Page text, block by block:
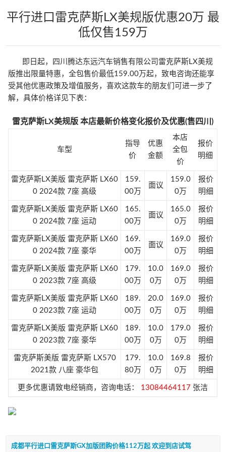
平行进口雷克萨斯LX美规版优惠20万 最
低仅售159万
即日起，四川腾达东远汽车销售有限公司雷克萨斯LX美规
版推出限量特惠，全包售价最低159.00万起，致电咨询还能享
受其他优惠政策及增值服务，喜欢这款车的朋友们可进一步了
解，具体价格详见下表：
雷克萨斯LX美规版 本店最新价格变化报价及优惠(售四川)
车型
指导
价
优惠
金额
本店
全包
价
报价
明细
雷克萨斯LX美版 雷克萨斯 LX60
0 2024款 7座 高级
159.
00万
面议
159.0
0万
报价
明细
雷克萨斯LX美版 雷克萨斯 LX60
0 2024款 7座 运动
165.
00万
面议
165.0
0万
报价
明细
雷克萨斯LX美版 雷克萨斯 LX60
0 2024款 7座 豪华
169.
00万
面议
169.0
0万
报价
明细
雷克萨斯LX美版 雷克萨斯 LX60
0 2023款 7座 高级
179.
00万
10.0
0万
169.0
0万
报价
明细
雷克萨斯LX美版 雷克萨斯 LX60
0 2023款 7座 运动
189.
00万
20.0
0万
169.0
0万
报价
明细
雷克萨斯LX美版 雷克萨斯 LX60
0 2023款 7座 豪华
189.
00万
10.0
0万
179.0
0万
报价
明细
雷克萨斯美版 雷克萨斯 LX570
2021款 八座 豪华包
179.
80万
10.0
0万
169.8
0万
报价
明细
更多优惠请致电经销商，咨询电话： 13084464117 张洁
成都平行进口雷克萨斯GX加版团购价格112万起 欢迎到店试驾